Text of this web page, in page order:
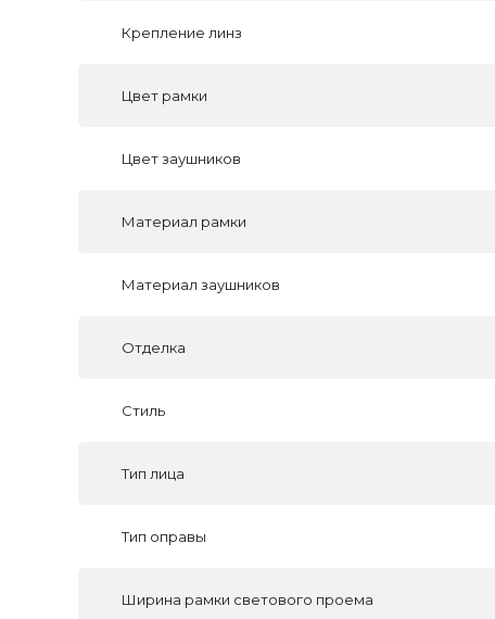
Крепление линз
Цвет рамки
Цвет заушников
Материал рамки
Материал заушников
Отделка
Стиль
Тип лица
Тип оправы
Ширина рамки светового проема